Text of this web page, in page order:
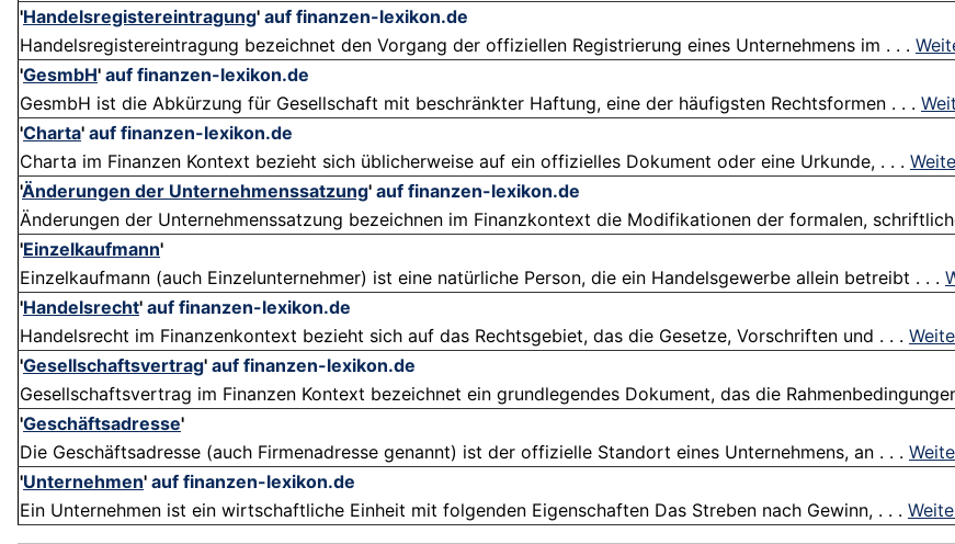
'Handelsregistereintragung' auf finanzen-lexikon.de
Handelsregistereintragung bezeichnet den Vorgang der offiziellen Registrierung eines Unternehmens im . . .
'GesmbH' auf finanzen-lexikon.de
GesmbH ist die Abkürzung für Gesellschaft mit beschränkter Haftung, eine der häufigsten Rechtsformen . . .
'Charta' auf finanzen-lexikon.de
Charta im Finanzen Kontext bezieht sich üblicherweise auf ein offizielles Dokument oder eine Urkunde, . . .
'Änderungen der Unternehmenssatzung' auf finanzen-lexikon.de
Änderungen der Unternehmenssatzung bezeichnen im Finanzkontext die Modifikationen der formalen,
'Einzelkaufmann'
Einzelkaufmann (auch Einzelunternehmer) ist eine natürliche Person, die ein Handelsgewerbe allein betreibt . . .
'Handelsrecht' auf finanzen-lexikon.de
Handelsrecht im Finanzenkontext bezieht sich auf das Rechtsgebiet, das die Gesetze, Vorschriften und . . .
'Gesellschaftsvertrag' auf finanzen-lexikon.de
Gesellschaftsvertrag im Finanzen Kontext bezeichnet ein grundlegendes Dokument, das die
'Geschäftsadresse'
Die Geschäftsadresse (auch Firmenadresse genannt) ist der offizielle Standort eines Unternehmens, an . . .
'Unternehmen' auf finanzen-lexikon.de
Ein Unternehmen ist ein wirtschaftliche Einheit mit folgenden Eigenschaften Das Streben nach Gewinn, . . .